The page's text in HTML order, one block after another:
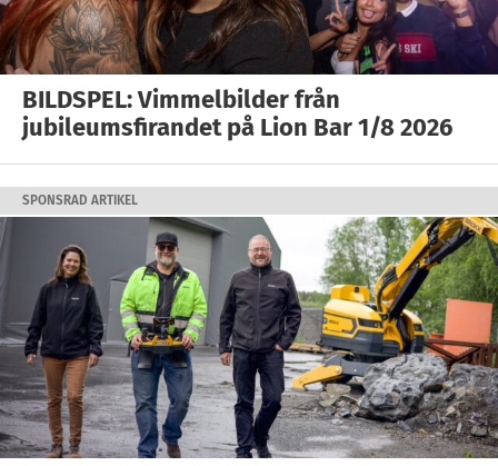
BILDSPEL: Vimmelbilder från
jubileumsfirandet på Lion Bar 1/8 2026
SPONSRAD ARTIKEL